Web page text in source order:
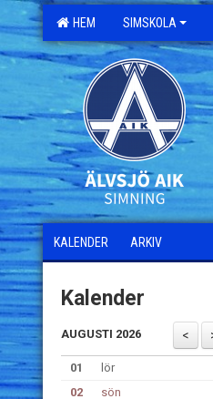
HEM SIMSKOLA
KALENDER ARKIV
Kalender
AUGUSTI 2026
01
lör
02
sön